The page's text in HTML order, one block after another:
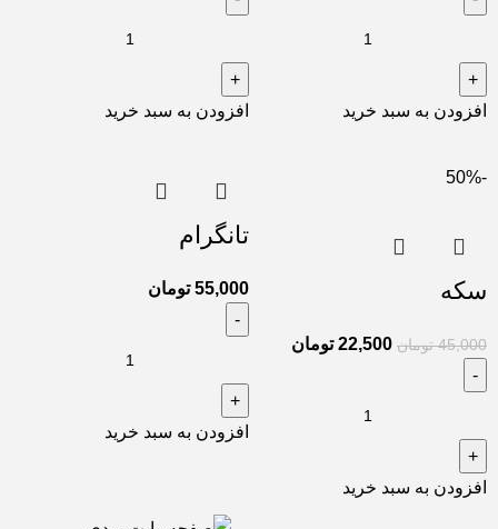
افزودن به سبد خرید افزودن به سبد خرید
-50%
سکه
45,000 تومان 22,500 تومان
افزودن به سبد خرید
تانگرام
55,000 تومان
افزودن به سبد خرید